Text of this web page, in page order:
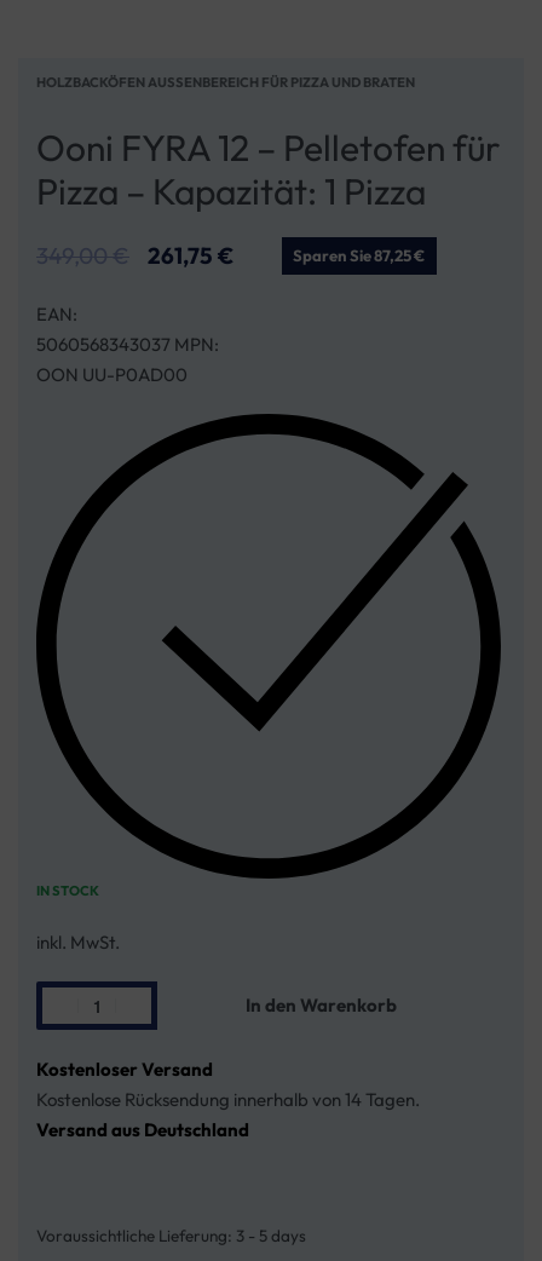
HOLZBACKÖFEN AUSSENBEREICH FÜR PIZZA UND BRATEN
Ooni FYRA 12 – Pelletofen für
Pizza – Kapazität: 1 Pizza
349,00€ 261,75 € Sparen Sie 87,25 €
EAN:
5060568343037 MPN:
OON UU-P0AD00
IN STOCK
inkl. MwSt.
In den Warenkorb
Kostenloser Versand
Kostenlose Rücksendung innerhalb von 14 Tagen.
Versand aus Deutschland
Voraussichtliche Lieferung: 3 - 5 days